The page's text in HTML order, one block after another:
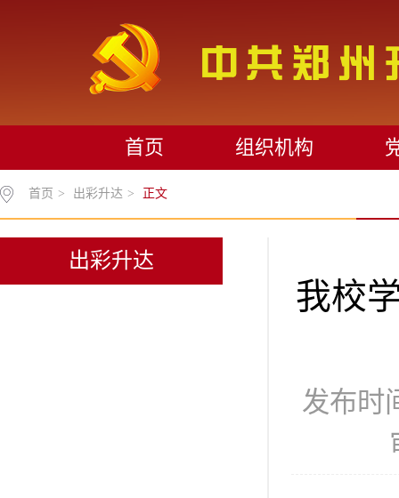
首页 组织机构
首页 > 出彩升达 > 正文
出彩升达
我校
发布时